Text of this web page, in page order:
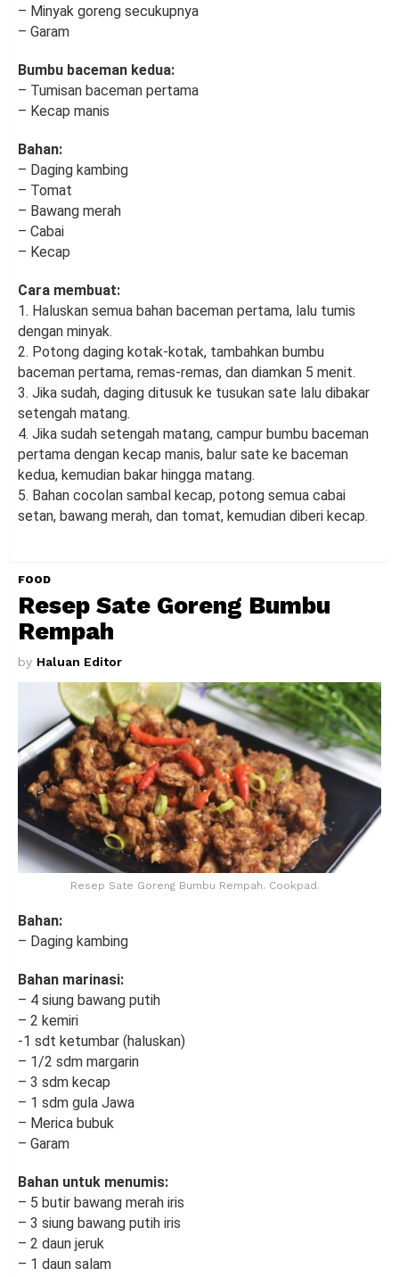
– Minyak goreng secukupnya
– Garam
Bumbu baceman kedua:
– Tumisan baceman pertama
– Kecap manis
Bahan:
– Daging kambing
– Tomat
– Bawang merah
– Cabai
– Kecap
Cara membuat:
1. Haluskan semua bahan baceman pertama, lalu tumis
dengan minyak.
2. Potong daging kotak-kotak, tambahkan bumbu
baceman pertama, remas-remas, dan diamkan 5 menit.
3. Jika sudah, daging ditusuk ke tusukan sate lalu dibakar
setengah matang.
4. Jika sudah setengah matang, campur bumbu baceman
pertama dengan kecap manis, balur sate ke baceman
kedua, kemudian bakar hingga matang.
5. Bahan cocolan sambal kecap, potong semua cabai
setan, bawang merah, dan tomat, kemudian diberi kecap.
FOOD
Resep Sate Goreng Bumbu
Rempah
by Haluan Editor
Resep Sate Goreng Bumbu Rempah. Cookpad.
Bahan:
– Daging kambing
Bahan marinasi:
– 4 siung bawang putih
– 2 kemiri
-1 sdt ketumbar (haluskan)
– 1/2 sdm margarin
– 3 sdm kecap
– 1 sdm gula Jawa
– Merica bubuk
– Garam
Bahan untuk menumis:
– 5 butir bawang merah iris
– 3 siung bawang putih iris
– 2 daun jeruk
– 1 daun salam